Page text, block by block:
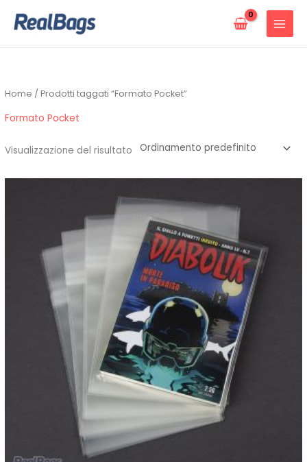
Home / Prodotti taggati “Formato Pocket”
Formato Pocket
Visualizzazione del risultato